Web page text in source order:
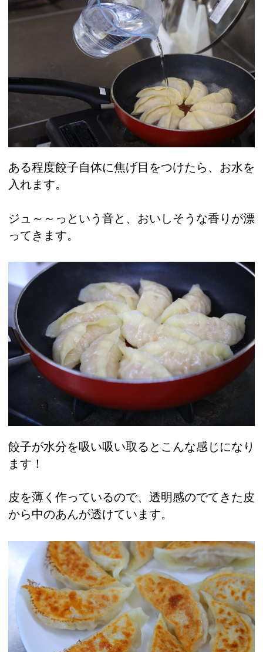
ある程度餃子自体に焦げ目をつけたら、お水を
入れます。
ジュ～～っという音と、おいしそうな香りが漂
ってきます。
餃子が水分を吸い吸い取るとこんな感じになり
ます！
皮を薄く作っているので、透明感のでてきた皮
から中のあんが透けています。